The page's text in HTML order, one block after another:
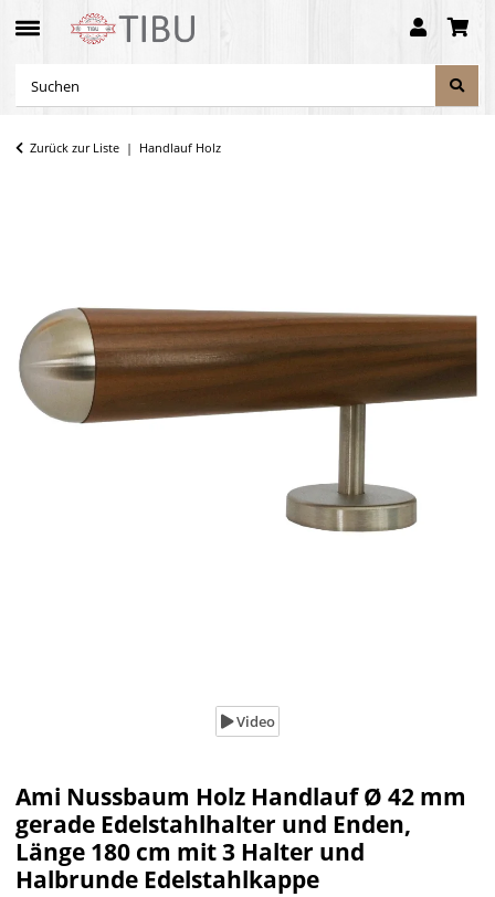
Zurück zur Liste Handlauf Holz
Video
Ami Nussbaum Holz Handlauf Ø 42 mm
gerade Edelstahlhalter und Enden,
Länge 180 cm mit 3 Halter und
Halbrunde Edelstahlkappe